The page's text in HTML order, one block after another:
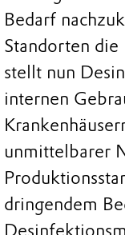
Bedarf
Standorten die
stellt nun
internen
unmittelbarer
dringendem